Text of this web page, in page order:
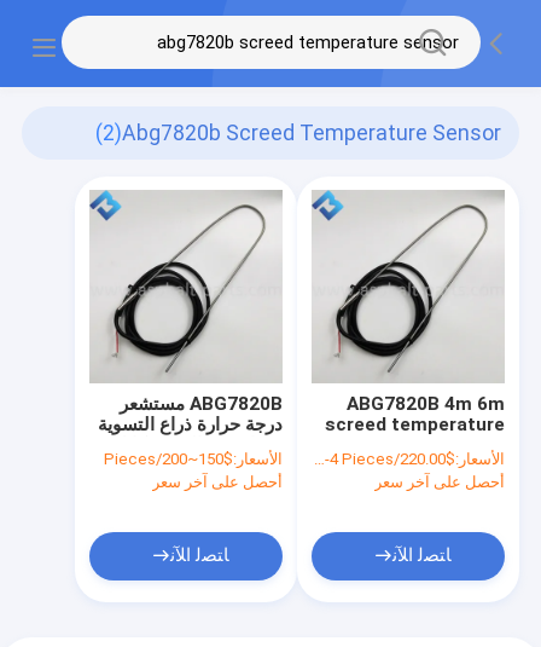
Abg7820b Screed Temperature Sensor
(2)
ABG7820B مستشعر
درجة حرارة ذراع التسوية
م 6 م
الأسعار:$150~200/Pieces
أحصل على آخر سعر
ﺎﺘﺼﻟ ﺍﻶﻧ
ABG7820B 4m 6m
screed temperature
sensor with cable for
asphalt pavers
الأسعار:$220.00/Pieces 1-4 Pieces
أحصل على آخر سعر
ﺎﺘﺼﻟ ﺍﻶﻧ